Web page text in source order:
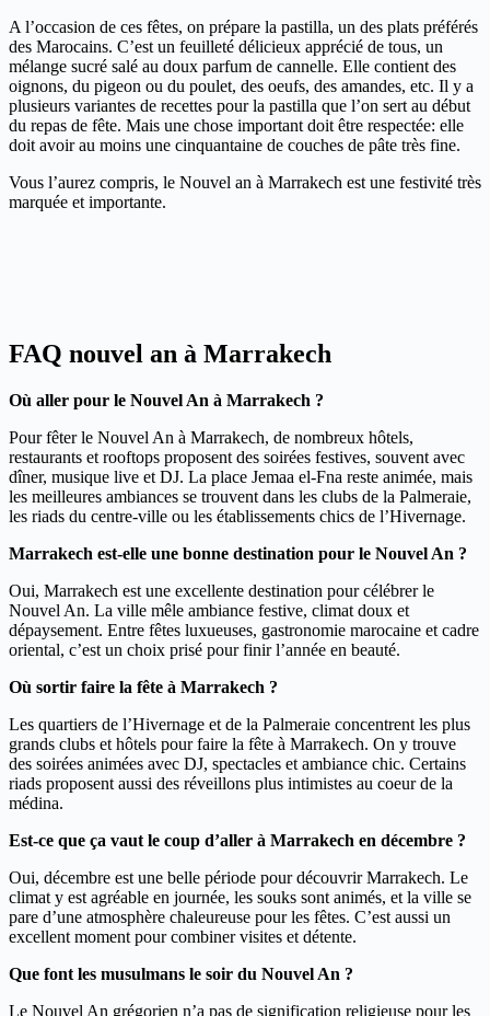
A l’occasion de ces fêtes, on prépare la pastilla, un des plats préférés
des Marocains. C’est un feuilleté délicieux apprécié de tous, un
mélange sucré salé au doux parfum de cannelle. Elle contient des
oignons, du pigeon ou du poulet, des oeufs, des amandes, etc. Il y a
plusieurs variantes de recettes pour la pastilla que l’on sert au début
du repas de fête. Mais une chose important doit être respectée: elle
doit avoir au moins une cinquantaine de couches de pâte très fine.
Vous l’aurez compris, le Nouvel an à Marrakech est une festivité très
marquée et importante.
FAQ nouvel an à Marrakech
Où aller pour le Nouvel An à Marrakech ?
Pour fêter le Nouvel An à Marrakech, de nombreux hôtels,
restaurants et rooftops proposent des soirées festives, souvent avec
dîner, musique live et DJ. La place Jemaa el-Fna reste animée, mais
les meilleures ambiances se trouvent dans les clubs de la Palmeraie,
les riads du centre-ville ou les établissements chics de l’Hivernage.
Marrakech est-elle une bonne destination pour le Nouvel An ?
Oui, Marrakech est une excellente destination pour célébrer le
Nouvel An. La ville mêle ambiance festive, climat doux et
dépaysement. Entre fêtes luxueuses, gastronomie marocaine et cadre
oriental, c’est un choix prisé pour finir l’année en beauté.
Où sortir faire la fête à Marrakech ?
Les quartiers de l’Hivernage et de la Palmeraie concentrent les plus
grands clubs et hôtels pour faire la fête à Marrakech. On y trouve
des soirées animées avec DJ, spectacles et ambiance chic. Certains
riads proposent aussi des réveillons plus intimistes au coeur de la
médina.
Est-ce que ça vaut le coup d’aller à Marrakech en décembre ?
Oui, décembre est une belle période pour découvrir Marrakech. Le
climat y est agréable en journée, les souks sont animés, et la ville se
pare d’une atmosphère chaleureuse pour les fêtes. C’est aussi un
excellent moment pour combiner visites et détente.
Que font les musulmans le soir du Nouvel An ?
Le Nouvel An grégorien n’a pas de signification religieuse pour les